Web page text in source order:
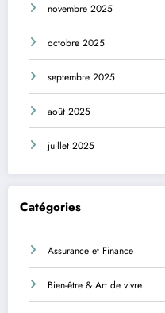
novembre 2025
octobre 2025
septembre 2025
août 2025
juillet 2025
Catégories
Assurance et Finance
Bien-être & Art de vivre